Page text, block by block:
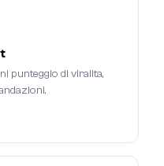
punteggio di viralita,